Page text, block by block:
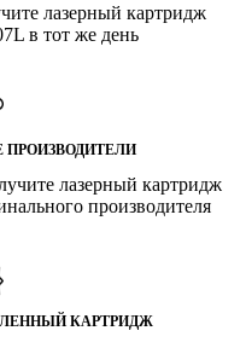
лазерный картридж
в тот же день
лазерный картридж
производителя
КАРТРИДЖ